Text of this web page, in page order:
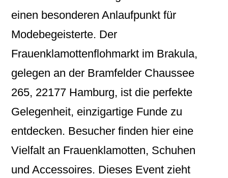
einen besonderen Anlaufpunkt für
Modebegeisterte. Der
Frauenklamottenflohmarkt im Brakula,
gelegen an der Bramfelder Chaussee
265, 22177 Hamburg, ist die perfekte
Gelegenheit, einzigartige Funde zu
entdecken. Besucher finden hier eine
Vielfalt an Frauenklamotten, Schuhen
und Accessoires. Dieses Event zieht